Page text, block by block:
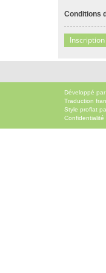
Conditions
Inscription
Développé par
Traduction
Style proflat
Confidentialité